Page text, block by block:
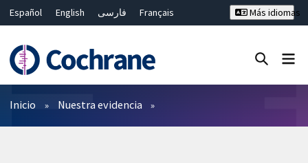
Español English فارسی
Français
Bahasa Malaysia
ไทย 繁體中文
Más idiomas
Filtros
Inicio Nuestra evidencia